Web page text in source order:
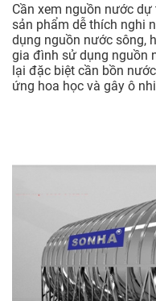
Cần xem nguồn nước
sản phẩm dễ thích nghi
dụng nguồn nước sông,
gia đình sử dụng nguồn
lại đặc biệt cần bồn
ứng hoa học và gây ô